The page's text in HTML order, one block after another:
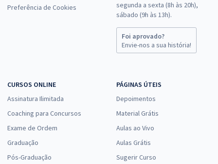
Preferência de Cookies
segunda a sexta (8h às 20h),
sábado (9h às 13h).
Foi aprovado?
Envie-nos a sua história!
CURSOS ONLINE
Assinatura Ilimitada
Coaching para Concursos
Exame de Ordem
Graduação
Pós-Graduação
PÁGINAS ÚTEIS
Depoimentos
Material Grátis
Aulas ao Vivo
Aulas Grátis
Sugerir Curso